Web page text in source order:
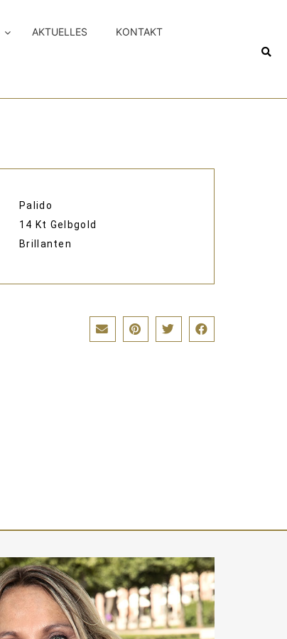
AKTUELLES KONTAKT
Palido
14 Kt Gelbgold
Brillanten